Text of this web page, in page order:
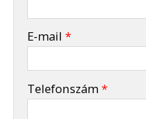
E-mail*
Telefonszám*